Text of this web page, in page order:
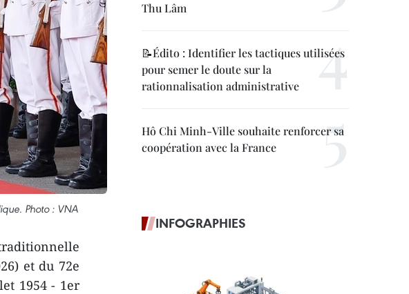
Photo : VNA
et du 72e
1954 - 1er
Thu Lâm
📝Édito : Identifier les tactiques utilisées
pour semer le doute sur la
rationnalisation administrative
Hô Chi Minh-Ville souhaite renforcer sa
coopération avec la France
INFOGRAPHIES